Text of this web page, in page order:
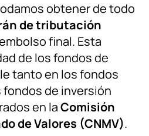
obtener de todo
de tributación
final. Esta
de los fondos de
tanto en los fondos
de inversión
en laComisión
de Valores (CNMV).